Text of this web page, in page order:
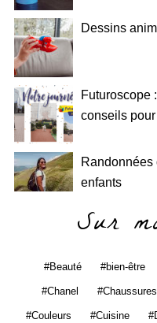
Dessins
Futuroscope
conseils
Randonnées
enfants
Sur
Beauté bien-être
Chanel Chaussures
Couleurs Cuisine